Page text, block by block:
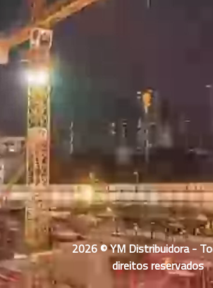
2026 © YM Distribuidora -
direitos reservados